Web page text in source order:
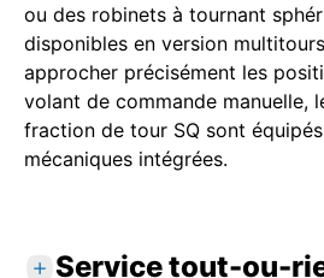
ou des robinets à tournant
disponibles en version
approcher précisément les
volant de commande manuelle,
fraction de tour SQ sont
mécaniques intégrées.
Service tout-ou-